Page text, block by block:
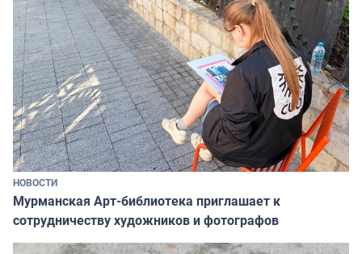
НОВОСТИ
Мурманская Арт-библиотека приглашает к
сотрудничеству художников и фотографов